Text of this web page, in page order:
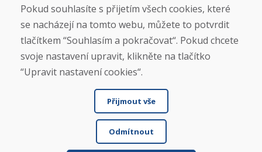
Sociální sítě
© DOMIVOSPORT 2026, všechna práva vyhrazena
Pokud souhlasíte s přijetím všech cookies, které
se nacházejí na tomto webu, můžete to potvrdit
tlačítkem “Souhlasím a pokračovat“. Pokud chcete
svoje nastavení upravit, klikněte na tlačítko
“Upravit nastavení cookies“.
Přijmout vše
Odmítnout